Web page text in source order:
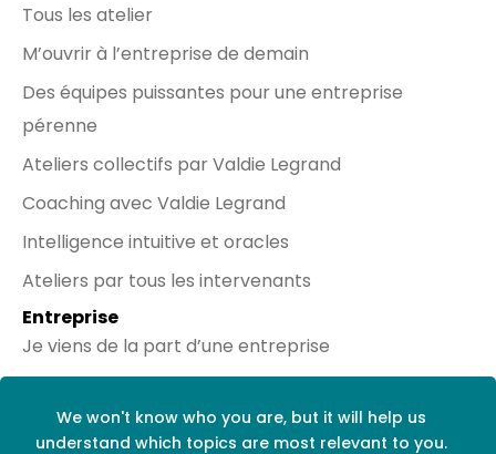
Tous les atelier
M’ouvrir à l’entreprise de demain
Des équipes puissantes pour une entreprise
pérenne
Ateliers collectifs par Valdie Legrand
Coaching avec Valdie Legrand
Intelligence intuitive et oracles
Ateliers par tous les intervenants
Entreprise
Je viens de la part d’une entreprise
We won't know who you are, but it will help us
understand which topics are most relevant to you.